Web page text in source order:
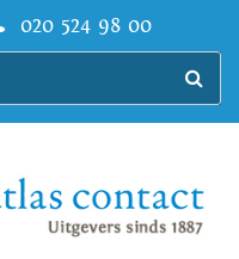
020 524 98 00